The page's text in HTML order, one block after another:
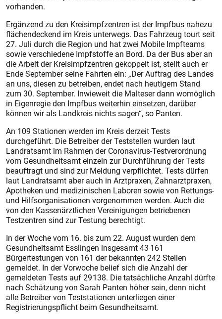
vorhanden.
Ergänzend zu den Kreisimpfzentren ist der Impfbus nahezu
flächendeckend im Kreis unterwegs. Das Fahrzeug tourt seit
27. Juli durch die Region und hat zwei Mobile Impfteams
sowie verschiedene Impfstoffe an Bord. Da der Bus aber an
die Arbeit der Kreis­impfzentren gekoppelt ist, stellt auch er
Ende September seine Fahrten ein: „Der Auftrag des Landes
an uns, diesen zu betreiben, endet nach heutigem Stand
zum 30. September. Inwieweit die Malteser dann womöglich
in Eigenregie den Impfbus weiterhin einsetzen, darüber
können wir als Landkreis nichts sagen“, so Panten.
An 109 Stationen werden im Kreis derzeit Tests
durchgeführt. Die Betreiber der Teststellen wurden laut
Landratsamt im Rahmen der Coronavirus-Testverordnung
vom Gesundheitsamt einzeln zur Durchführung der Tests
beauftragt und sind zur Meldung verpflichtet. Tests dürfen
laut Landratsamt aber auch in Arztpraxen, Zahnarztpraxen,
Apotheken und medizinischen Laboren sowie von Rettungs-
und Hilfsorganisationen vorgenommen werden. Auch die
von den Kassenärztlichen Vereinigungen betriebenen
Testzentren sind zur Testung berechtigt.
In der Woche vom 16. bis zum 22. August wurden dem
Gesundheitsamt Esslingen insgesamt 43 161
Bürgertestungen von 161 der bekannten 242 Stellen
gemeldet. In der Vorwoche belief sich die Anzahl der
gemeldeten Tests auf 29 138. Die tatsächliche Anzahl dürfte
nach Schätzung von Sarah Panten höher sein, denn nicht
alle Betreiber von Teststationen unterliegen einer
Registrierungspflicht beim Gesundheitsamt.